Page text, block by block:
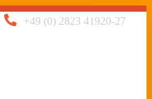
+49 (0) 2823 41920-27